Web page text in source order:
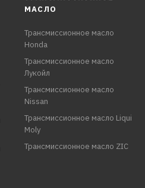
МАСЛО
Трансмиссионное масло
Honda
Трансмиссионное масло
Лукойл
Трансмиссионное масло
Nissan
Трансмиссионное масло Liqui
Moly
Трансмиссионное масло ZIC